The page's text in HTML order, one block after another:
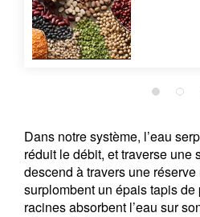
Dans notre système, l’eau
réduit le débit, et traverse une
descend à travers une
surplombent un épais tapis
racines absorbent l’eau sur